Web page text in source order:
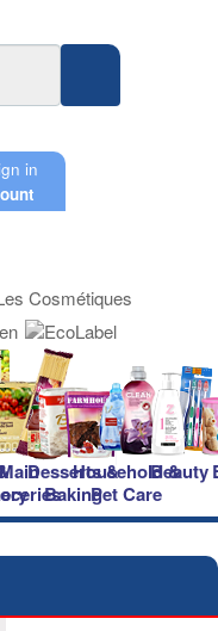
in
MainDesserts &
Baking
Household &
Pet Care
Beauty